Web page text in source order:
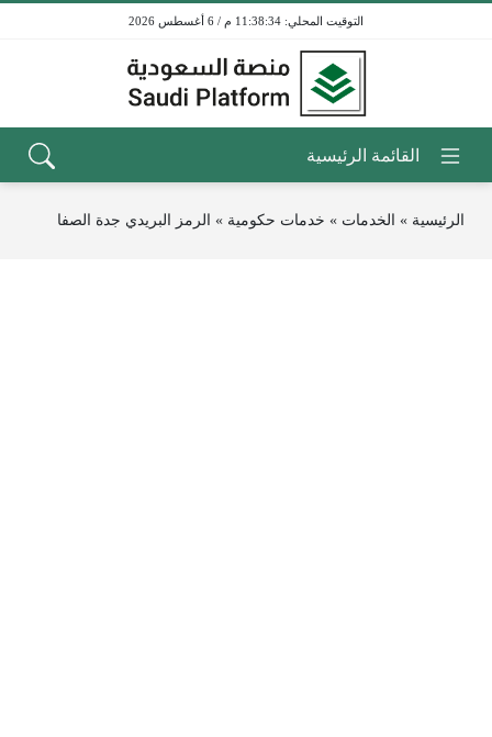
11:38:34 م / 6 أغسطس 2026
الرئيسية » الخدمات » خدمات حكومية » الرمز البريدي جدة الصفا